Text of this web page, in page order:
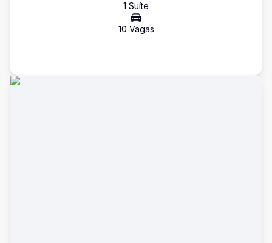
1 Suíte
10 Vagas